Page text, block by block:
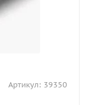
Артикул: 39350